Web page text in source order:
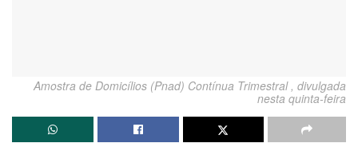
Amostra de Domicílios (Pnad) Contínua Trimestral , divulgada
nesta quinta-feira